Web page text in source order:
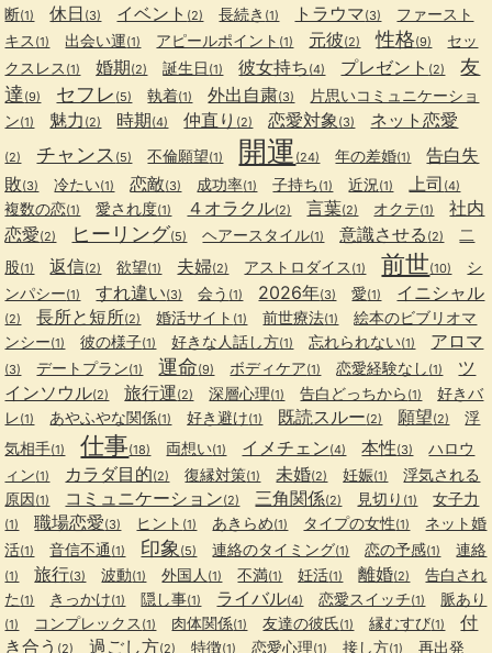
断(1) 休日 (3) イベント (2) 長続き (1) トラウマ(3)
ファースト
キス (1) 出会い運(1) アピールポイント (1) 元彼(2) 性格(9)
セッ
クスレス (1) 婚期(2) 誕生日 (1) 彼女持ち (4) プレゼント (2)
友
達 (9) セフレ (5) 執着(1) 外出自粛(3)
片思いコミュニケーショ
ン(1) 魅力 (2) 時期(4) 仲直り (2) 恋愛対象 (3) ネット恋愛
(2) チャンス (5) 不倫願望(1) 開運 (24) 年の差婚(1)
告白失
敗(3) 冷たい(1) 恋敵(3) 成功率(1) 子持ち(1) 近況 (1) 上司 (4)
複数の恋(1) 愛され度(1) ４オラクル(2) 言葉(2) オクテ(1)
社内
恋愛(2) ヒーリング(5) ヘアースタイル(1) 意識させる (2)
二
股(1) 返信(2) 欲望(1) 夫婦(2) アストロダイス (1) 前世(10)
シ
ンパシー(1) すれ違い(3) 会う (1) 2026年(3) 愛(1) イニシャル
(2) 長所と短所(2) 婚活サイト (1) 前世療法(1)
絵本のビブリオマ
ンシー(1) 彼の様子(1) 好きな人話し方(1) 忘れられない(1) アロマ
(3) デートプラン(1) 運命(9) ボディケア(1) 恋愛経験なし (1)
ツ
インソウル(2) 旅行運(2) 深層心理(1) 告白どっちから (1)
好きバ
レ(1) あやふやな関係(1) 好き避け(1) 既読スルー(2) 願望(2)
浮
気相手(1) 仕事(18) 両想い(1) イメチェン(4) 本性(3)
ハロウ
ィン(1) カラダ目的(2) 復縁対策(1) 未婚(2) 妊娠(1)
浮気される
原因(1) コミュニケーション(2) 三角関係(2) 見切り (1) 女子力
(1) 職場恋愛(3) ヒント (1) あきらめ(1) タイプの女性(1)
ネット婚
活(1) 音信不通 (1) 印象 (5) 連絡のタイミング(1) 恋の予感(1) 連絡
(1) 旅行(3) 波動(1) 外国人 (1) 不満(1) 妊活(1) 離婚(2)
告白され
た (1) きっかけ(1) 隠し事(1) ライバル(4) 恋愛スイッチ(1) 脈あり
(1) コンプレックス (1) 肉体関係(1) 友達の彼氏(1) 縁むすび(1)
付
き合う (2) 過ごし方(2) 特徴(1) 恋愛心理(1) 接し方(1) 再出発